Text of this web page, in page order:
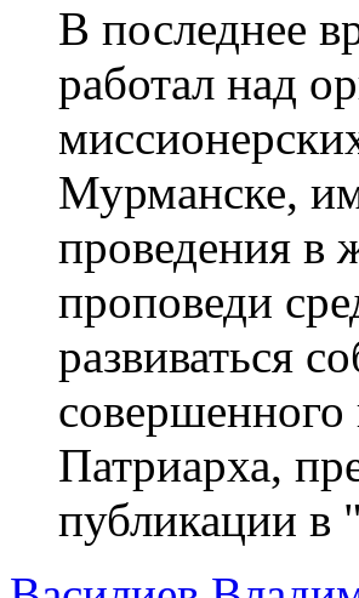
В последнее
работал над
Мурманске,
проведения в
проповеди
развиваться
Патриарха,
публикации